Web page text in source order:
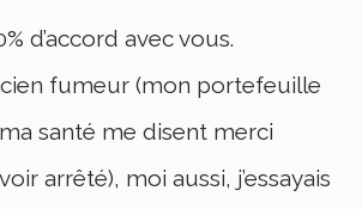
d’accord avec vous.
fumeur (mon portefeuille
santé me disent merci
arrêté), moi aussi, j’essayais